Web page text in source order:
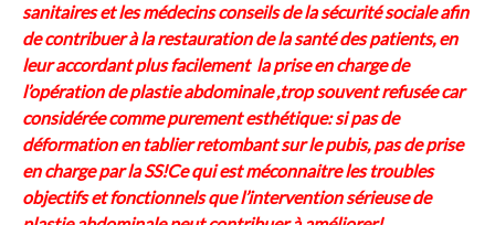
sanitaires et les médecins conseils de la sécurité sociale afin
de contribuer à la restauration de la santé des patients, en
leur accordant plus facilement la prise en charge de
l’opération de plastie abdominale ,trop souvent refusée car
considérée comme purement esthétique: si pas de
déformation en tablier retombant sur le pubis, pas de prise
en charge par la SS!Ce qui est méconnaitre les troubles
objectifs et fonctionnels que l’intervention sérieuse de